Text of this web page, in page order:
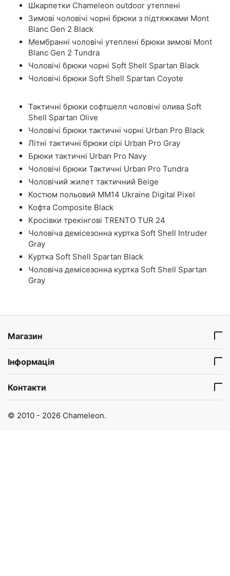
Шкарпетки Chameleon outdoor утеплені
Зимові чоловічі чорні брюки з підтяжками Mont
Blanc Gen 2 Black
Мембранні чоловічі утеплені брюки зимові Mont
Blanc Gen 2 Tundra
Чоловічі брюки чорні Soft Shell Spartan Black
Чоловічі брюки Soft Shell Spartan Coyote
Тактичні брюки софтшелл чоловічі олива Soft
Shell Spartan Olive
Чоловічі брюки тактичні чорні Urban Pro Black
Літні тактичні брюки сірі Urban Pro Gray
Брюки тактичні Urban Pro Navy
Чоловічі брюки Тактичні Urban Pro Tundra
Чоловічий жилет тактичний Beige
Костюм польовий ММ14 Ukraine Digital Pixel
Кофта Composite Black
Кросівки трекінгові TRENTO TUR 24
Чоловіча демісезонна куртка Soft Shell Intruder
Gray
Куртка Soft Shell Spartan Black
Чоловіча демісезонна куртка Soft Shell Spartan
Gray
Магазин
Інформація
Контакти
© 2010 - 2026 Chameleon.